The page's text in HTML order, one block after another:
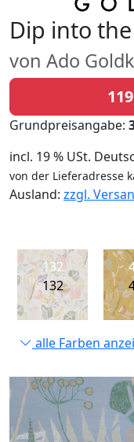
Dip into
von Ado
Grundpreisangabe:
incl. 19 % USt.
von der Lieferadresse
Ausland: zzgl.
132
132
alle Farben